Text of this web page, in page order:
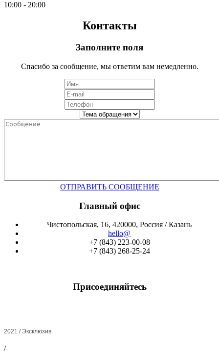
10:00 - 20:00
Контакты
Заполните поля
Спасибо за сообщение, мы ответим вам немедленно.
ОТПРАВИТЬ СООБЩЕНИЕ
Главный офис
Чистопольская, 16, 420000, Россия / Казань
hello@
+7 (843) 223-00-08
+7 (843) 268-25-24
Присоединяйтесь
2021 / Эксклюзив
/